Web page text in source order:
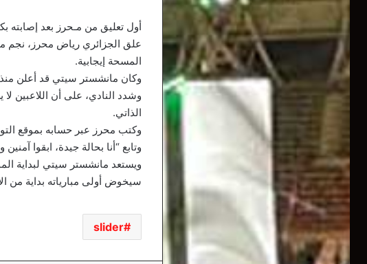
أول تعليق من مـحرز بعد إصابته
علق الجزائري رياض محرز، نجم
المسحة إيجابية.
وكان مانشستر سيتي قد أعلن
وشدد النادي، على أن اللاعبين
الذاتي.
وكتب محرز عبر حسابه بموقع
وتابع “أنا بحالة جيدة، ابقوا
ويستعد مانشستر سيتي لبداية
سيخوض أولى مبارياته بداية من
slider